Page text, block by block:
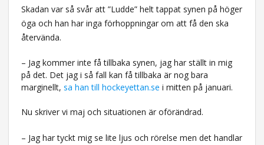
Skadan var så svår att ”Ludde” helt tappat synen på höger
öga och han har inga förhoppningar om att få den ska
återvända.
– Jag kommer inte få tillbaka synen, jag har ställt in mig
på det. Det jag i så fall kan få tillbaka är nog bara
marginellt, sa han till hockeyettan.se i mitten på januari.
Nu skriver vi maj och situationen är oförändrad.
– Jag har tyckt mig se lite ljus och rörelse men det handlar